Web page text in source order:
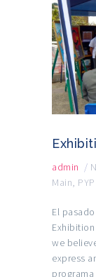
admin /
Main, PYP
El
we
express
programa